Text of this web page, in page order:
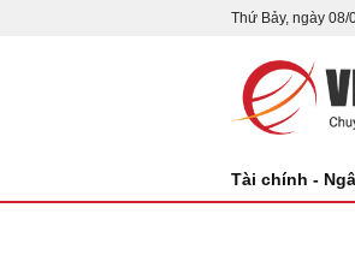
Thứ Bảy, ngày 08/
Tài chính -